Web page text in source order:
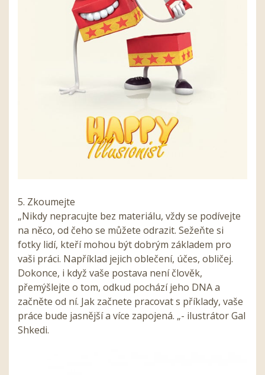
5. Zkoumejte
„Nikdy nepracujte bez materiálu, vždy se podívejte
na něco, od čeho se můžete odrazit. Sežeňte si
fotky lidí, kteří mohou být dobrým základem pro
vaši práci. Například jejich oblečení, účes, obličej.
Dokonce, i když vaše postava není člověk,
přemýšlejte o tom, odkud pochází jeho DNA a
začněte od ní. Jak začnete pracovat s příklady, vaše
práce bude jasnější a více zapojená. „- ilustrátor Gal
Shkedi.